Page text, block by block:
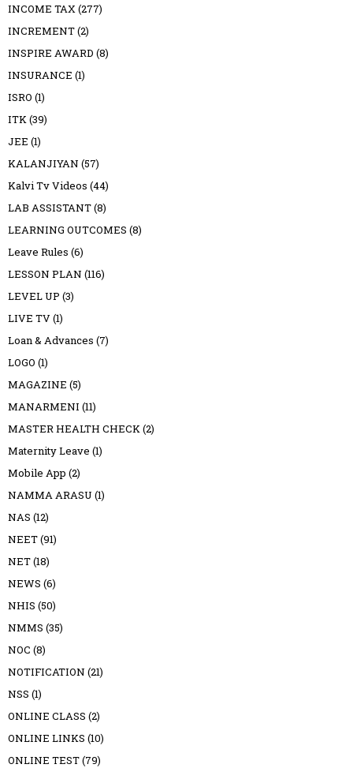
INCOME TAX(277)
INCREMENT(2)
INSPIRE AWARD (8)
INSURANCE (1)
ISRO (1)
ITK(39)
JEE (1)
KALANJIYAN (57)
Kalvi Tv Videos (44)
LAB ASSISTANT(8)
LEARNING OUTCOMES (8)
Leave Rules (6)
LESSON PLAN (116)
LEVEL UP (3)
LIVE TV(1)
Loan & Advances (7)
LOGO (1)
MAGAZINE (5)
MANARMENI (11)
MASTER HEALTH CHECK(2)
Maternity Leave (1)
Mobile App (2)
NAMMA ARASU (1)
NAS (12)
NEET(91)
NET(18)
NEWS (6)
NHIS (50)
NMMS (35)
NOC (8)
NOTIFICATION (21)
NSS (1)
ONLINE CLASS (2)
ONLINE LINKS (10)
ONLINE TEST(79)